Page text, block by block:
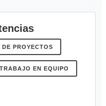
PROYECTOS
TRABAJO EN EQUIPO